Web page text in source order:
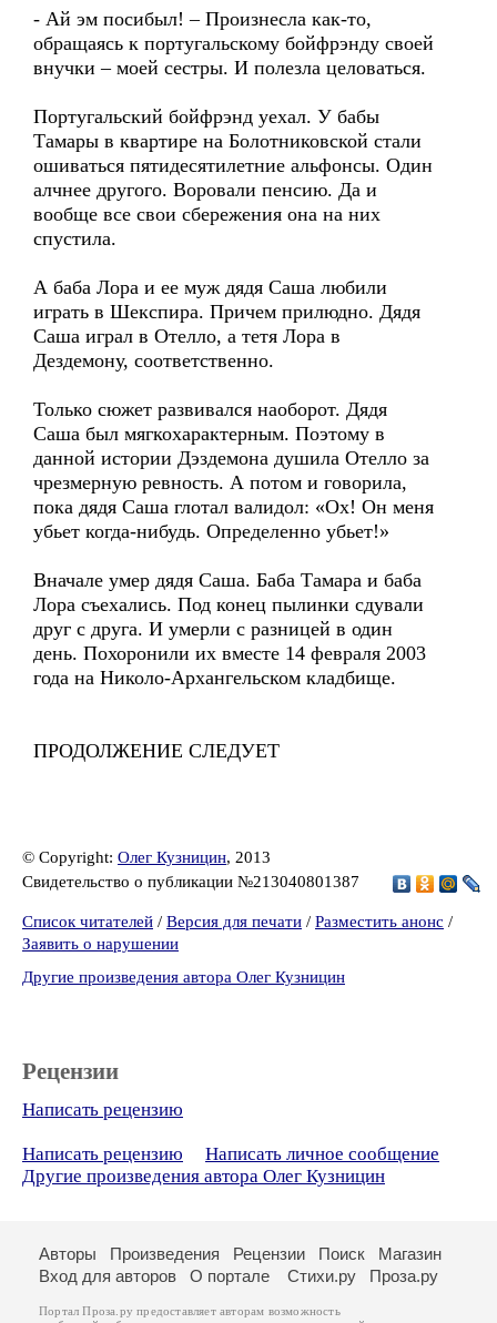
- Ай эм посибыл! – Произнесла как-то,
обращаясь к португальскому бойфрэнду своей
внучки – моей сестры. И полезла целоваться.
Португальский бойфрэнд уехал. У бабы
Тамары в квартире на Болотниковской стали
ошиваться пятидесятилетние альфонсы. Один
алчнее другого. Воровали пенсию. Да и
вообще все свои сбережения она на них
спустила.
А баба Лора и ее муж дядя Саша любили
играть в Шекспира. Причем прилюдно. Дядя
Саша играл в Отелло, а тетя Лора в
Дездемону, соответственно.
Только сюжет развивался наоборот. Дядя
Саша был мягкохарактерным. Поэтому в
данной истории Дэздемона душила Отелло за
чрезмерную ревность. А потом и говорила,
пока дядя Саша глотал валидол: «Ох! Он меня
убьет когда-нибудь. Определенно убьет!»
Вначале умер дядя Саша. Баба Тамара и баба
Лора съехались. Под конец пылинки сдували
друг с друга. И умерли с разницей в один
день. Похоронили их вместе 14 февраля 2003
года на Николо-Архангельском кладбище.
ПРОДОЛЖЕНИЕ СЛЕДУЕТ
© Copyright: Олег Кузницин, 2013
Свидетельство о публикации №213040801387
Список читателей / Версия для печати / Разместить анонс /
Заявить о нарушении
Другие произведения автора Олег Кузницин
Рецензии
Написать рецензию
Написать рецензию
Написать личное сообщение
Другие произведения автора Олег Кузницин
Авторы Произведения Рецензии Поиск
Магазин
Вход для авторов
О портале Стихи.ру Проза.ру
Портал Проза.ру предоставляет авторам возможность